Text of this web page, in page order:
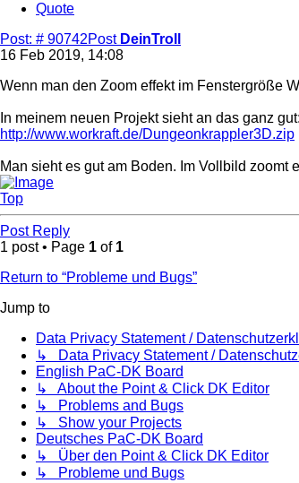
Quote
Post: # 90742Post DeinTroll
16 Feb 2019, 14:08
Wenn man den Zoom effekt im Fenstergröße
In meinem neuen Projekt sieht an das ganz gut:
http://www.workraft.de/Dungeonkrappler3D.zip
Man sieht es gut am Boden. Im Vollbild zoomt
Top
Post Reply
1 post • Page 1 of 1
Return to “Probleme und Bugs”
Jump to
Data Privacy Statement /
↳ Data Privacy Statement /
English PaC-DK Board
↳ About the Point & Click DK Editor
↳ Problems and Bugs
↳ Show your Projects
Deutsches PaC-DK Board
↳ Über den Point & Click DK Editor
↳ Probleme und Bugs